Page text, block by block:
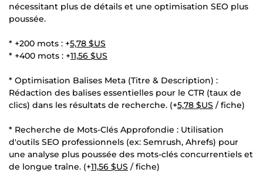
nécessitant plus de détails et une optimisation SEO plus
poussée.
* +200 mots : +5,78 $US
* +400 mots : +11,56 $US
* Optimisation Balises Meta (Titre & Description) :
Rédaction des balises essentielles pour le CTR (taux de
clics) dans les résultats de recherche. (+5,78 $US / fiche)
* Recherche de Mots-Clés Approfondie : Utilisation
d'outils SEO professionnels (ex: Semrush, Ahrefs) pour
une analyse plus poussée des mots-clés concurrentiels et
de longue traîne. (+11,56 $US / fiche)